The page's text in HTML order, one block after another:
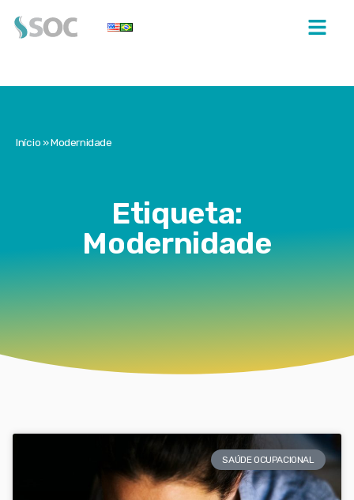
Início»Modernidade
Etiqueta:
Modernidade
SAÚDE OCUPACIONAL